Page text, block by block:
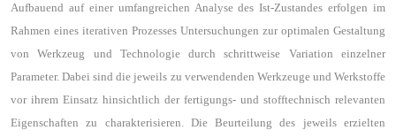
Aufbauend auf einer umfangreichen Analyse des Ist-Zustandes erfolgen im
Rahmen eines iterativen Prozesses Untersuchungen zur optimalen Gestaltung
von Werkzeug und Technologie durch schrittweise Variation einzelner
Parameter. Dabei sind die jeweils zu verwendenden Werkzeuge und Werkstoffe
vor ihrem Einsatz hinsichtlich der fertigungs- und stofftechnisch relevanten
Eigenschaften zu charakterisieren. Die Beurteilung des jeweils erzielten